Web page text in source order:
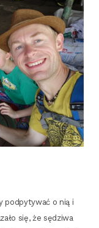
pod­py­ty­wać o nią i
się, że sędzi­wa